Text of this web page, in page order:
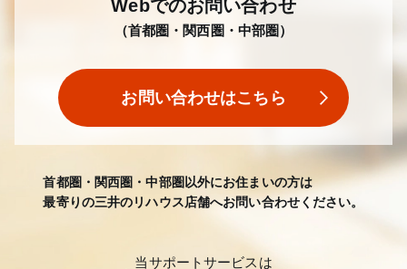
Webでのお問い合わせ
（首都圏・関西圏・中部圏）
お問い合わせはこちら
首都圏・関西圏・中部圏以外にお住まいの方は
最寄りの三井のリハウス店舗へお問い合わせください。
当サポートサービスは